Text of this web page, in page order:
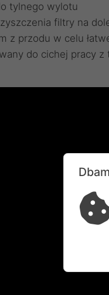
tylnego wylotu
filtry na
z przodu w celu
do cichej pracy